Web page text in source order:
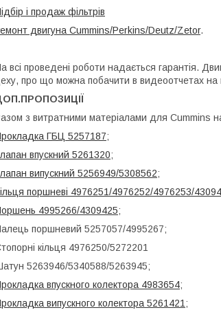
і продаж фільтрів
двигуна Cummins/Perkins/Deutz/Zetor.
всі проведені роботи надається гарантія.
про що можна побачити в видеоотчетах на
з витратними матеріалами для Cummins
ГБЦ 5257187;
впускний 5261320;
випускний 5256949/5308562;
поршневі 4976251/4976252/4976253/
4995266/4309425;
поршневий 5257057/4995267;
кільця 4976250/5272201
5263946/5340588/5263945;
впускного колектора 4983654;
випускного колектора 5261421;